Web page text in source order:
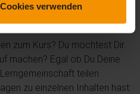
verwenden
zum Kurs
zum Kurs? Du möchtest Dir
machen? Egal ob Du Deine
teilen
zu einzelnen Inhalten hast: